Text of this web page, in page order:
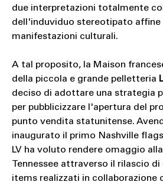
due interpretazioni totalmente
dell'induviduo stereotipato affine
manifestazioni culturali.
A tal proposito, la Maison
della piccola e grande pelletteria
deciso di adottare una strategia
per pubblicizzare l'apertura del
punto vendita statunitense.
inaugurato il primo Nashville
LV ha voluto rendere omaggio
Tennessee attraverso il rilascio
items realizzati in collaborazione